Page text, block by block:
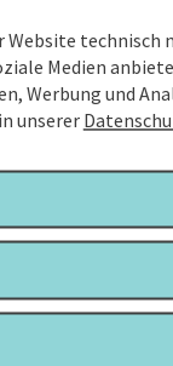
Website
Medien
Werbung und
unserer